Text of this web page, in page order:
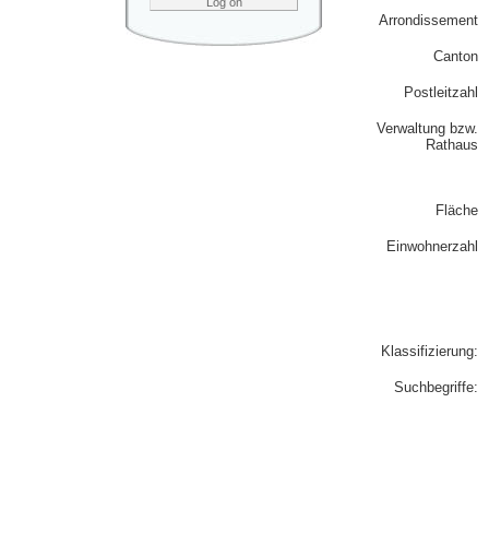
Arrondissement
Canton
Postleitzahl
Verwaltung bzw.
Rathaus
Fläche
Einwohnerzahl
Klassifizierung:
Suchbegriffe: